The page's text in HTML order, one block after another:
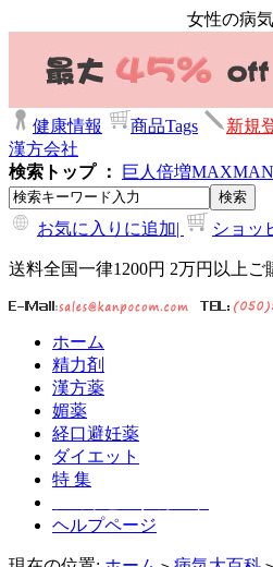
女性の病気
健康情報 商品Tags 新規
漢方会社
検索トップ ：
巨人倍増MAXMAN
お気に入りに追加| ショッ
送料全国一律1200円 2万円以上ご
ホーム
精力剤
漢方薬
媚薬
経口避妊薬
ダイエット
特 集
ヘルプページ